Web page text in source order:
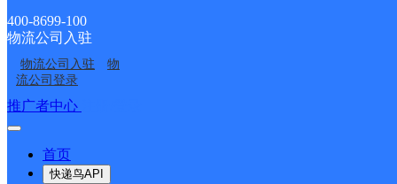
400-8699-100
物流公司入驻
物流公司入驻
物
流公司登录
推广者中心
首页
快递鸟API
芙蓉北苑；染坊社区；
花园；怡苑小区；芙蓉
缘居；中环城；国耀花
城玫瑰（建设中）翰林